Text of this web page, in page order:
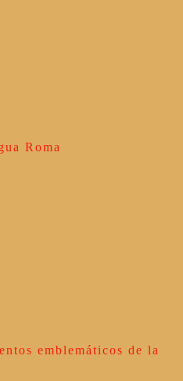
Roma
emblemáticos de la